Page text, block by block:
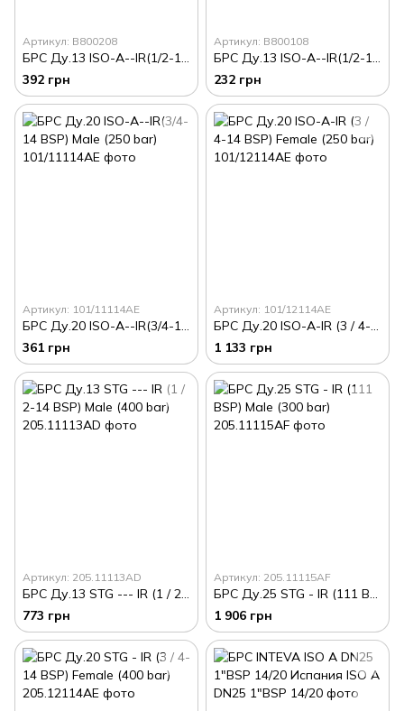
Артикул: B800208
392 грн
Артикул: B800108
232 грн
Артикул: 101/11114AE
361 грн
Артикул: 101/12114AE
1 133 грн
Артикул: 205.11113AD
773 грн
Артикул: 205.11115AF
1 906 грн